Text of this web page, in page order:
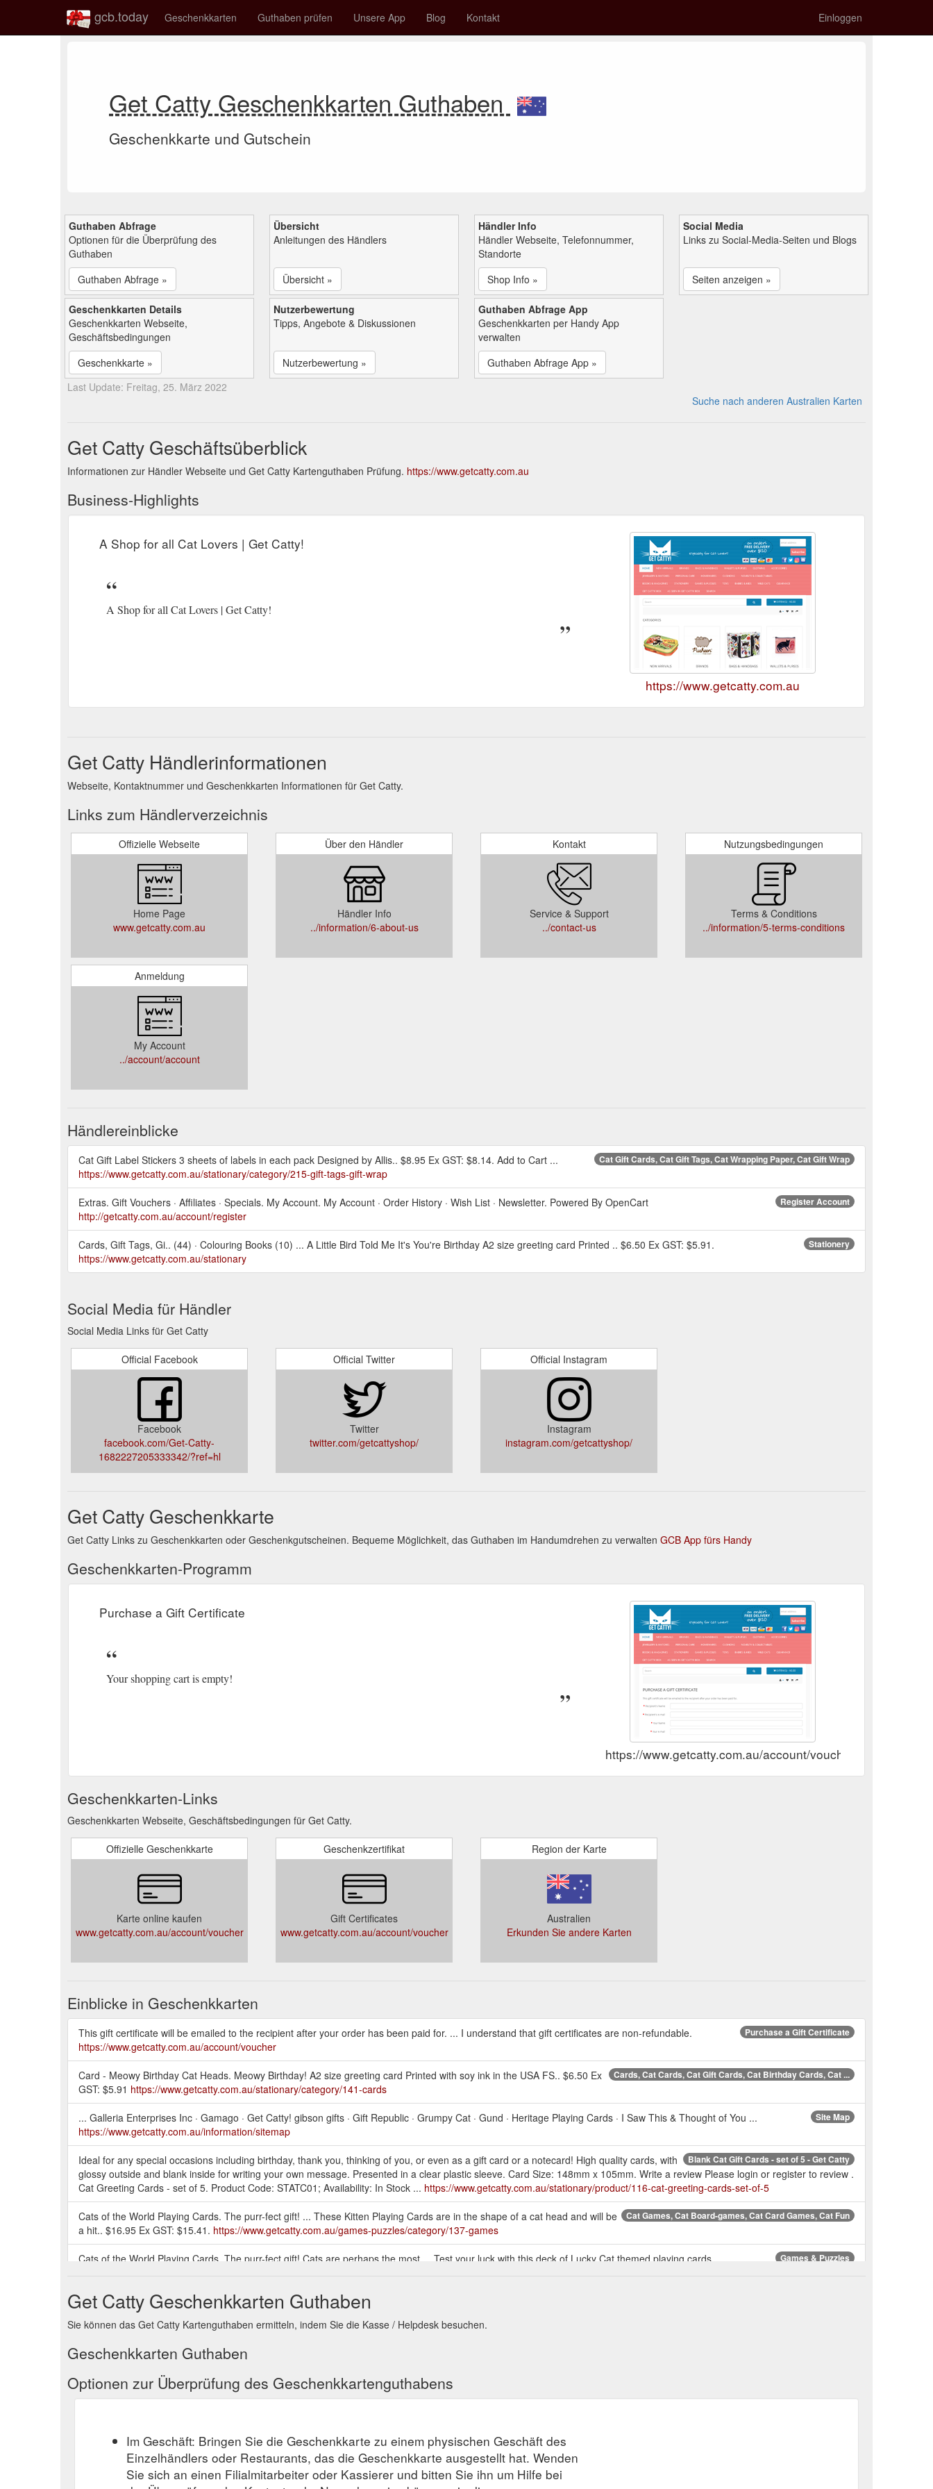
gcb.today Geschenkkarten Guthaben prüfen Unsere App Blog Kontakt Einloggen
Get Catty Geschenkkarten Guthaben
Geschenkkarte und Gutschein
Guthaben Abfrage
Optionen für die Überprüfung des
Guthaben
Guthaben Abfrage »
Übersicht
Anleitungen des Händlers
Übersicht »
Händler Info
Händler Webseite, Telefonnummer,
Standorte
Shop Info »
Social Media
Links zu Social-Media-Seiten und Blogs
Seiten anzeigen »
Geschenkkarten Details
Geschenkkarten Webseite,
Geschäftsbedingungen
Geschenkkarte »
Nutzerbewertung
Tipps, Angebote & Diskussionen
Nutzerbewertung »
Guthaben Abfrage App
Geschenkkarten per Handy App
verwalten
Guthaben Abfrage App »
Last Update: Freitag, 25. März 2022
Suche nach anderen Australien Karten
Get Catty Geschäftsüberblick
Informationen zur Händler Webseite und Get Catty Kartenguthaben Prüfung. https://www.getcatty.com.au
Business-Highlights
A Shop for all Cat Lovers | Get Catty!
A Shop for all Cat Lovers | Get Catty!
https://www.getcatty.com.au
Get Catty Händlerinformationen
Webseite, Kontaktnummer und Geschenkkarten Informationen für Get Catty.
Links zum Händlerverzeichnis
Offizielle Webseite
Home Page
www.getcatty.com.au
Über den Händler
Händler Info
../information/6-about-us
Kontakt
Service & Support
../contact-us
Nutzungsbedingungen
Terms & Conditions
../information/5-terms-conditions
Anmeldung
My Account
../account/account
Händlereinblicke
Cat Gift Cards, Cat Gift Tags, Cat Wrapping Paper, Cat Gift Wrap
Cat Gift Label Stickers 3 sheets of labels in each pack Designed by Allis.. $8.95 Ex GST: $8.14. Add to Cart ...
https://www.getcatty.com.au/stationary/category/215-gift-tags-gift-wrap
Register Account
Extras. Gift Vouchers · Affiliates · Specials. My Account. My Account · Order History · Wish List · Newsletter. Powered By OpenCart
http://getcatty.com.au/account/register
Stationery
Cards, Gift Tags, Gi.. (44) · Colouring Books (10) ... A Little Bird Told Me It's You're Birthday A2 size greeting card Printed .. $6.50 Ex GST: $5.91.
https://www.getcatty.com.au/stationary
Social Media für Händler
Social Media Links für Get Catty
Official Facebook
Facebook
facebook.com/Get-Catty-
1682227205333342/?ref=hl
Official Twitter
Twitter
twitter.com/getcattyshop/
Official Instagram
Instagram
instagram.com/getcattyshop/
Get Catty Geschenkkarte
Get Catty Links zu Geschenkkarten oder Geschenkgutscheinen. Bequeme Möglichkeit, das Guthaben im Handumdrehen zu verwalten GCB App fürs Handy
Geschenkkarten-Programm
Purchase a Gift Certificate
Your shopping cart is empty!
https://www.getcatty.com.au/account/voucher
Geschenkkarten-Links
Geschenkkarten Webseite, Geschäftsbedingungen für Get Catty.
Offizielle Geschenkkarte
Karte online kaufen
www.getcatty.com.au/account/voucher
Geschenkzertifikat
Gift Certificates
www.getcatty.com.au/account/voucher
Region der Karte
Australien
Erkunden Sie andere Karten
Einblicke in Geschenkkarten
Purchase a Gift Certificate
This gift certificate will be emailed to the recipient after your order has been paid for. ... I understand that gift certificates are non-refundable.
https://www.getcatty.com.au/account/voucher
Cards, Cat Cards, Cat Gift Cards, Cat Birthday Cards, Cat ...
Card - Meowy Birthday Cat Heads. Meowy Birthday! A2 size greeting card Printed with soy ink in the USA FS.. $6.50 Ex
GST: $5.91 https://www.getcatty.com.au/stationary/category/141-cards
Site Map
... Galleria Enterprises Inc · Gamago · Get Catty! gibson gifts · Gift Republic · Grumpy Cat · Gund · Heritage Playing Cards · I Saw This & Thought of You ...
https://www.getcatty.com.au/information/sitemap
Blank Cat Gift Cards - set of 5 - Get Catty
Ideal for any special occasions including birthday, thank you, thinking of you, or even as a gift card or a notecard! High quality cards, with
glossy outside and blank inside for writing your own message. Presented in a clear plastic sleeve. Card Size: 148mm x 105mm. Write a review Please login or register to review .
Cat Greeting Cards - set of 5. Product Code: STATC01; Availability: In Stock ... https://www.getcatty.com.au/stationary/product/116-cat-greeting-cards-set-of-5
Cat Games, Cat Board-games, Cat Card Games, Cat Fun
Cats of the World Playing Cards. The purr-fect gift! ... These Kitten Playing Cards are in the shape of a cat head and will be
a hit.. $16.95 Ex GST: $15.41. https://www.getcatty.com.au/games-puzzles/category/137-games
Games & Puzzles
Cats of the World Playing Cards. The purr-fect gift! Cats are perhaps the most ... Test your luck with this deck of Lucky Cat themed playing cards.
Artwork system made of individual squares and connectors, gift-boxed with ... Made in the Netherlands, IXXI cards are 0.33 mm thick and
are made of the ...
Get Catty Geschenkkarten Guthaben
Sie können das Get Catty Kartenguthaben ermitteln, indem Sie die Kasse / Helpdesk besuchen.
Geschenkkarten Guthaben
Optionen zur Überprüfung des Geschenkkartenguthabens
Im Geschäft: Bringen Sie die Geschenkkarte zu einem physischen Geschäft des
Einzelhändlers oder Restaurants, das die Geschenkkarte ausgestellt hat. Wenden
Sie sich an einen Filialmitarbeiter oder Kassierer und bitten Sie ihn um Hilfe bei